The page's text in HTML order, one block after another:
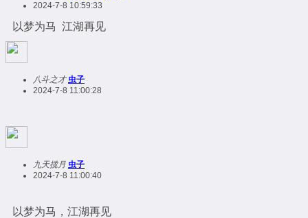
2024-7-8 10:59:33
以梦为马 江湖再见
八斗之才 虫子
2024-7-8 11:00:28
九天揽月 虫子
2024-7-8 11:00:40
以梦为马，江湖再见